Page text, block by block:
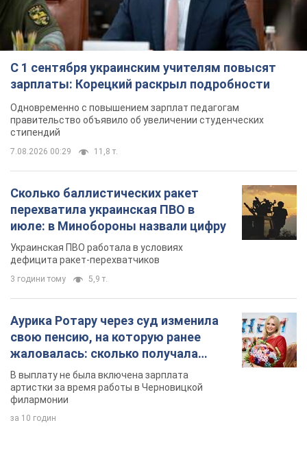
С 1 сентября украинским учителям повысят
зарплаты: Корецкий раскрыл подробности
Одновременно с повышением зарплат педагогам
правительство объявило об увеличении студенческих
стипендий
7.08.2026 00:29 11,8 т.
Сколько баллистических ракет
перехватила украинская ПВО в
июле: в Минобороны назвали цифру
Украинская ПВО работала в условиях
дефицита ракет-перехватчиков
3 години тому 5,9 т.
Аурика Ротару через суд изменила
свою пенсию, на которую ранее
жаловалась: сколько получала
певица
В выплату не была включена зарплата
артистки за время работы в Черновицкой
филармонии
за 10 годин